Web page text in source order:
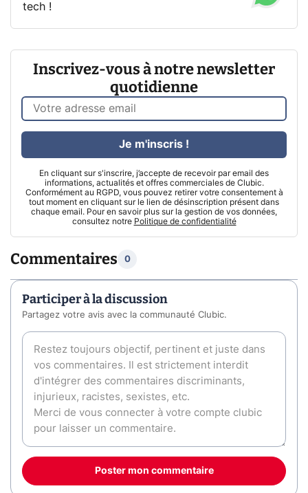
tech !
Inscrivez-vous à notre newsletter
quotidienne
En cliquant sur s'inscrire, j’accepte de recevoir par email des
informations, actualités et offres commerciales de Clubic.
Conformément au RGPD, vous pouvez retirer votre consentement à
tout moment en cliquant sur le lien de désinscription présent dans
chaque email. Pour en savoir plus sur la gestion de vos données,
consultez notre Politique de confidentialité
Je m'inscris !
Commentaires 0
Participer à la discussion
Partagez votre avis avec la communauté Clubic.
Poster mon commentaire